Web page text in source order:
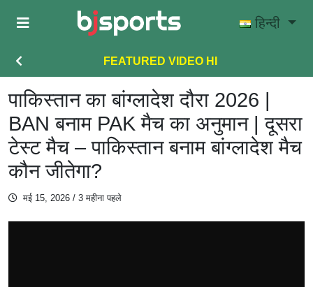
Skip to main content
हिन्दी
FEATURED VIDEO HI
पाकिस्तान का बांग्लादेश दौरा 2026 |
BAN बनाम PAK मैच का अनुमान | दूसरा
टेस्ट मैच – पाकिस्तान बनाम बांग्लादेश मैच
कौन जीतेगा?
मई 15, 2026 / 3 महीना पहले